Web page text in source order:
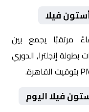
فيلا
اليوم 2026-02-07 لقاءً مرتقبًا يجمع بين
إنجلترا, الدوري
فيلا اليوم